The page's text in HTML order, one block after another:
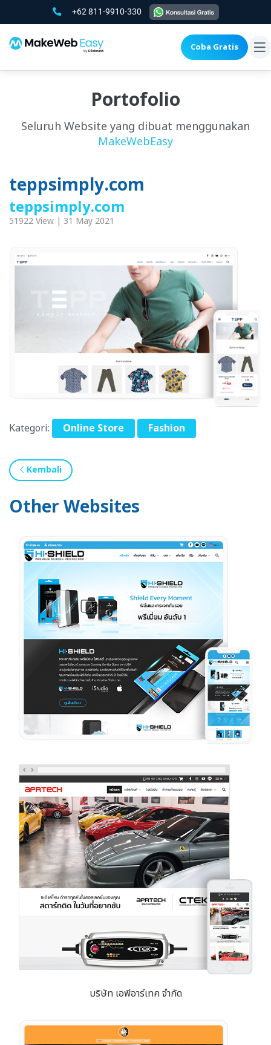
+62 811-9910-330
Coba Gratis
Portofolio
Seluruh Website yang dibuat menggunakan
MakeWebEasy
teppsimply.com
teppsimply.com
51922 View | 31 May 2021
Kategori: Online Store Fashion
Kembali
Other Websites
บริษัท เอพีอาร์เทค จำกัด